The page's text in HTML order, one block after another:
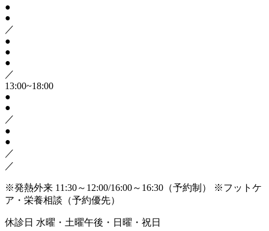
●
●
／
●
●
●
／
13:00~18:00
●
●
／
●
●
／
／
※発熱外来 11:30～12:00/16:00～16:30（予約制）
※フットケ
ア・栄養相談（予約優先）
休診日 水曜・土曜午後・日曜・祝日